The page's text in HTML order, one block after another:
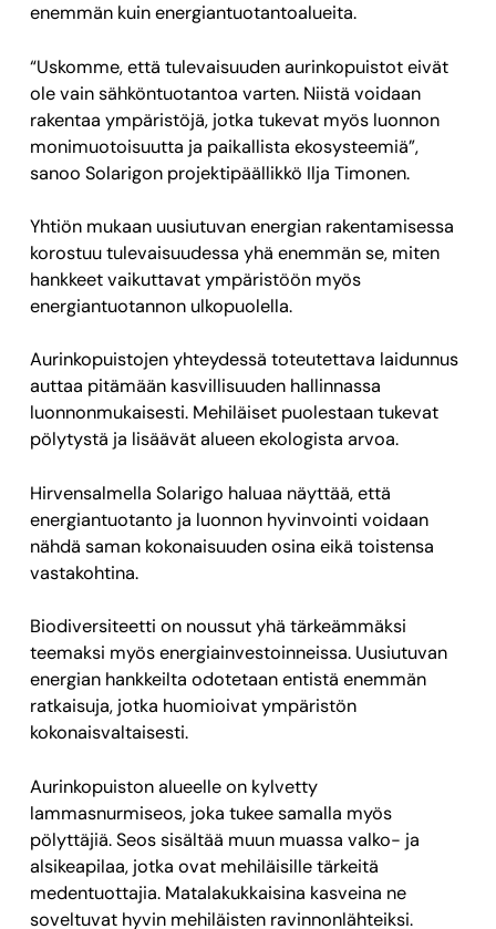
enemmän kuin energiantuotantoalueita.
“Uskomme, että tulevaisuuden aurinkopuistot eivät
ole vain sähköntuotantoa varten. Niistä voidaan
rakentaa ympäristöjä, jotka tukevat myös luonnon
monimuotoisuutta ja paikallista ekosysteemiä”,
sanoo Solarigon projektipäällikkö Ilja Timonen.
Yhtiön mukaan uusiutuvan energian rakentamisessa
korostuu tulevaisuudessa yhä enemmän se, miten
hankkeet vaikuttavat ympäristöön myös
energiantuotannon ulkopuolella.
Aurinkopuistojen yhteydessä toteutettava laidunnus
auttaa pitämään kasvillisuuden hallinnassa
luonnonmukaisesti. Mehiläiset puolestaan tukevat
pölytystä ja lisäävät alueen ekologista arvoa.
Hirvensalmella Solarigo haluaa näyttää, että
energiantuotanto ja luonnon hyvinvointi voidaan
nähdä saman kokonaisuuden osina eikä toistensa
vastakohtina.
Biodiversiteetti on noussut yhä tärkeämmäksi
teemaksi myös energiainvestoinneissa. Uusiutuvan
energian hankkeilta odotetaan entistä enemmän
ratkaisuja, jotka huomioivat ympäristön
kokonaisvaltaisesti.
Aurinkopuiston alueelle on kylvetty
lammasnurmiseos, joka tukee samalla myös
pölyttäjiä. Seos sisältää muun muassa valko- ja
alsikeapilaa, jotka ovat mehiläisille tärkeitä
medentuottajia. Matalakukkaisina kasveina ne
soveltuvat hyvin mehiläisten ravinnonlähteiksi.